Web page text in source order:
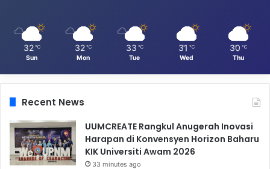
32 ℃
Sun
32 ℃
Mon
33 ℃
Tue
31 ℃
Wed
30 ℃
Thu
Recent News
UUMCREATE Rangkul Anugerah Inovasi
Harapan di Konvensyen Horizon Baharu
KIK Universiti Awam 2026
33 minutes ago